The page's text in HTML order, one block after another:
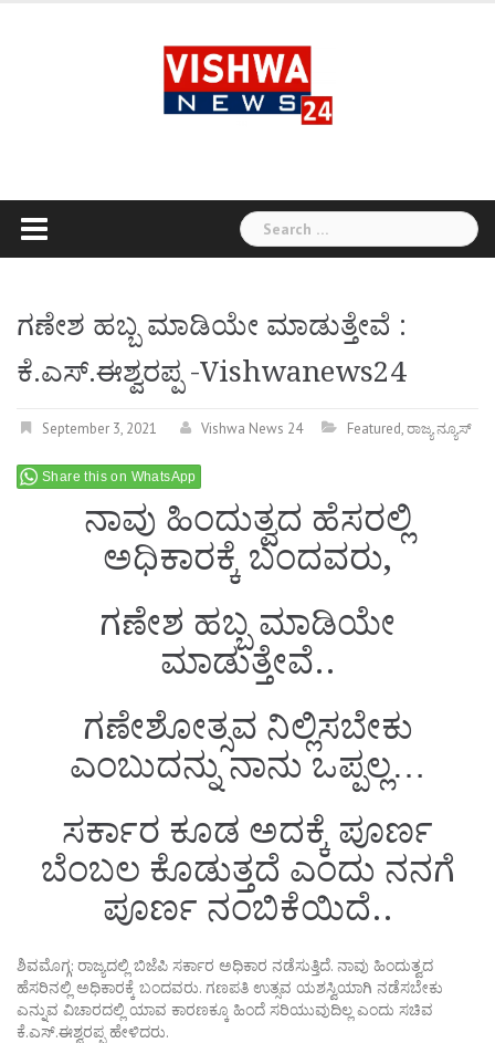
Search
for:
ಗಣೇಶ ಹಬ್ಬ ಮಾಡಿಯೇ ಮಾಡುತ್ತೇವೆ :
ಕೆ.ಎಸ್.ಈಶ್ವರಪ್ಪ -Vishwanews24
September 3, 2021 Vishwa News 24 Featured,ರಾಜ್ಯ ನ್ಯೂಸ್
Share this on WhatsApp
ನಾವು ಹಿಂದುತ್ವದ ಹೆಸರಲ್ಲಿ
ಅಧಿಕಾರಕ್ಕೆ ಬಂದವರು,
ಗಣೇಶ ಹಬ್ಬ ಮಾಡಿಯೇ
ಮಾಡುತ್ತೇವೆ..
ಗಣೇಶೋತ್ಸವ ನಿಲ್ಲಿಸಬೇಕು
ಎಂಬುದನ್ನು ನಾನು ಒಪ್ಪಲ್ಲ…
ಸರ್ಕಾರ ಕೂಡ ಅದಕ್ಕೆ ಪೂರ್ಣ
ಬೆಂಬಲ ಕೊಡುತ್ತದೆ ಎಂದು ನನಗೆ
ಪೂರ್ಣ ನಂಬಿಕೆಯಿದೆ..
ಶಿವಮೊಗ್ಗ: ರಾಜ್ಯದಲ್ಲಿ ಬಿಜೆಪಿ ಸರ್ಕಾರ ಅಧಿಕಾರ ನಡೆಸುತ್ತಿದೆ‌. ನಾವು ಹಿಂದುತ್ವದ
ಹೆಸರಿನಲ್ಲಿ ಅಧಿಕಾರಕ್ಕೆ ಬಂದವರು. ಗಣಪತಿ ಉತ್ಸವ ಯಶಸ್ವಿಯಾಗಿ ನಡೆಸಬೇಕು
ಎನ್ನುವ ವಿಚಾರದಲ್ಲಿ ಯಾವ ಕಾರಣಕ್ಕೂ ಹಿಂದೆ ಸರಿಯುವುದಿಲ್ಲ ಎಂದು ಸಚಿವ
ಕೆ.ಎಸ್.ಈಶ್ವರಪ್ಪ ಹೇಳಿದರು.